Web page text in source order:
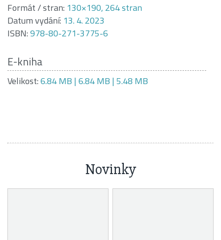
Formát / stran: 130×190, 264 stran
Datum vydání: 13. 4. 2023
ISBN:978-80-271-3775-6
E-kniha
Velikost:6.84 MB | 6.84 MB | 5.48 MB
Novinky